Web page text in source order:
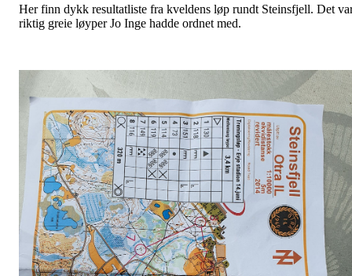
Her finn dykk resultatliste fra kveldens løp rundt Steinsfjell. Det
riktig greie løyper Jo Inge hadde ordnet med.